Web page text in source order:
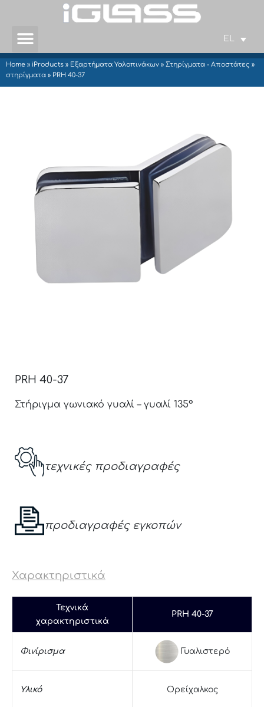
EL
Home » iProducts » Εξαρτήματα Υαλοπινάκων » Στηρίγματα - Αποστάτες »
στηρίγματα » PRH 40-37
PRH 40-37
Στήριγμα γωνιακό γυαλί – γυαλί 135°
τεχνικές προδιαγραφές
προδιαγραφές εγκοπών
Χαρακτηριστικά
Τεχνικά
χαρακτηριστικά
PRH 40-37
Φινίρισμα Γυαλιστερό
Υλικό Ορείχαλκος